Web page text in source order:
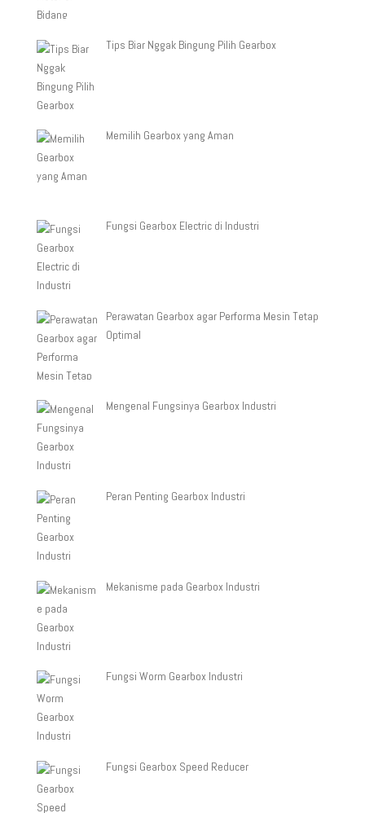
Tips Biar Nggak Bingung Pilih Gearbox
Memilih Gearbox yang Aman
Fungsi Gearbox Electric di Industri
Perawatan Gearbox agar Performa Mesin Tetap
Optimal
Mengenal Fungsinya Gearbox Industri
Peran Penting Gearbox Industri
Mekanisme pada Gearbox Industri
Fungsi Worm Gearbox Industri
Fungsi Gearbox Speed Reducer